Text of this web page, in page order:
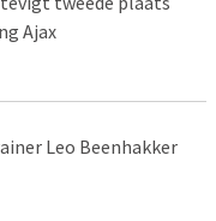
Ajax
Leo Beenhakker